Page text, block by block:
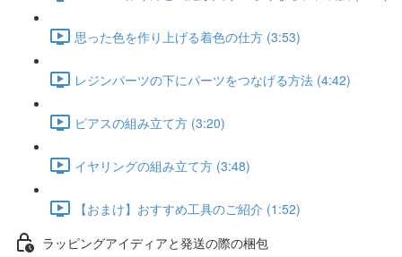
思った色を作り上げる着色の仕方 (3:53)
レジンパーツの下にパーツをつなげる方法 (4:42)
ピアスの組み立て方 (3:20)
イヤリングの組み立て方 (3:48)
【おまけ】おすすめ工具のご紹介 (1:52)
ラッピングアイディアと発送の際の梱包